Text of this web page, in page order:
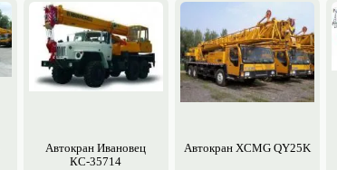
Авто­кран Ивановец
КС-35714
Авто­кран XCMG QY25K